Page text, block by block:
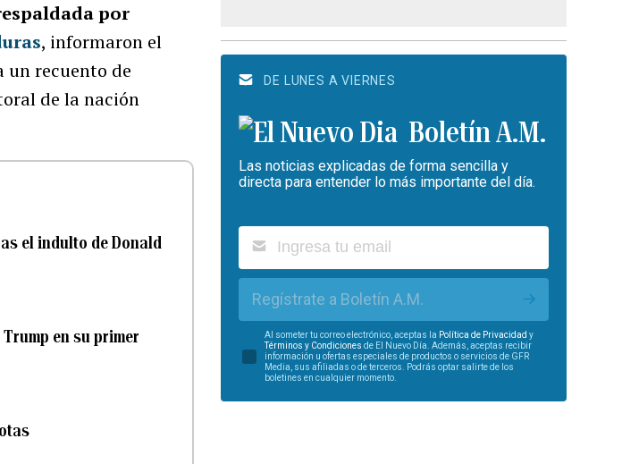
por
, informaron el
un recuento de
de la nación
el indulto de Donald
en su primer
DE LUNES A VIERNES
Boletín A.M.
Las noticias explicadas de forma sencilla y
directa para entender lo más importante del día.
Regístrate a Boletín A.M.
Al someter tu correo electrónico, aceptas la Política de Privacidad y
Términos y Condiciones de El Nuevo Día. Además, aceptas recibir
información u ofertas especiales de productos o servicios de GFR
Media, sus afiliadas o de terceros. Podrás optar salirte de los
boletines en cualquier momento.